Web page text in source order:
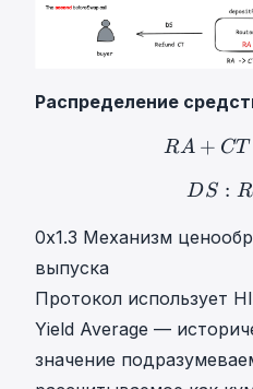
Распределение
RA + CT
DS : R
0x1.3 Механизм
выпуска
Протокол использует
Yield Average —
значение